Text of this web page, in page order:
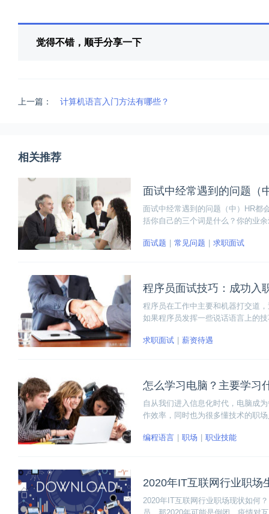
觉得不错，顺手分享一下
上一篇： 计算机语言入门方法有哪些？
相关推荐
面试中经常遇到的问题（
面试中经常遇到的问题（中）HR都
括你自己的三个词是什么？你的业
面试题 常见问题 求职面试
程序员面试技巧：成功入
程序员在工作中主要和机器打交道
如果程序员发挥一些说话语言上的
工作。下面就和大家分享几个面试
求职面试 薪资待遇
怎么学习电脑？主要学习
自从我们进入信息化时代，电脑成
作效率，同时也为很多懂技术的职
编程语言 职场 职业技能
2020年IT互联网行业职场
2020年IT互联网行业职场现状如何